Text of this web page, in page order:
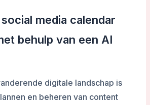
media calendar
behulp van een AI
digitale landschap is
en beheren van content